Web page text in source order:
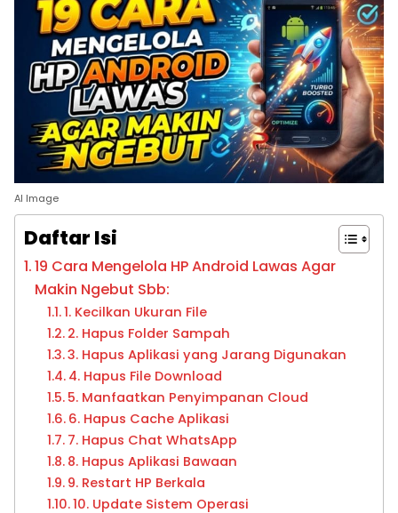
AI Image
Daftar Isi
19 Cara Mengelola HP Android Lawas Agar
Makin Ngebut Sbb:
1. Kecilkan Ukuran File
2. Hapus Folder Sampah
3. Hapus Aplikasi yang Jarang Digunakan
4. Hapus File Download
5. Manfaatkan Penyimpanan Cloud
6. Hapus Cache Aplikasi
7. Hapus Chat WhatsApp
8. Hapus Aplikasi Bawaan
9. Restart HP Berkala
10. Update Sistem Operasi